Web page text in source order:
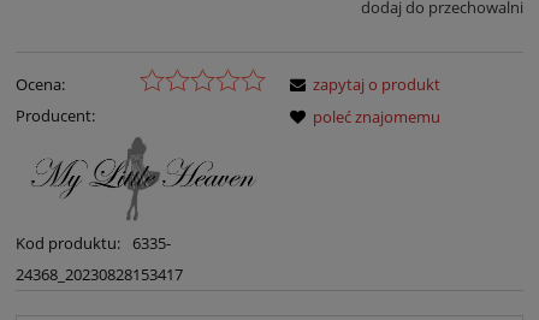
dodaj do przechowalni
Ocena:
Producent:
Kod produktu: 6335-
24368_20230828153417
zapytaj o produkt
poleć znajomemu